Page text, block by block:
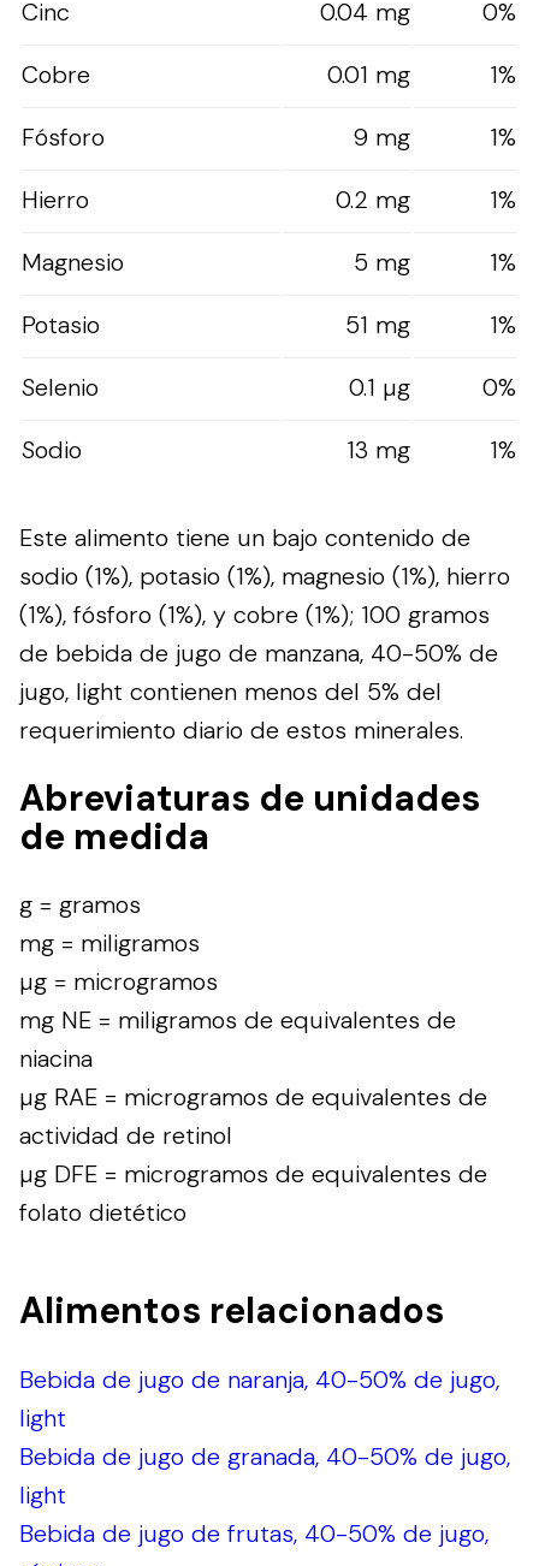
Cinc
0.04 mg
0%
Cobre
0.01 mg
1%
Fósforo
9 mg
1%
Hierro
0.2 mg
1%
Magnesio
5 mg
1%
Potasio
51 mg
1%
Selenio
0.1 µg
0%
Sodio
13 mg 1%
Este alimento tiene un bajo contenido de
sodio (1%), potasio (1%), magnesio (1%), hierro
(1%), fósforo (1%), y cobre (1%); 100 gramos
de bebida de jugo de manzana, 40-50% de
jugo, light contienen menos del 5% del
requerimiento diario de estos minerales.
Abreviaturas de unidades
de medida
g = gramos
mg = miligramos
µg = microgramos
mg NE = miligramos de equivalentes de
niacina
µg RAE = microgramos de equivalentes de
actividad de retinol
µg DFE = microgramos de equivalentes de
folato dietético
Alimentos relacionados
Bebida de jugo de naranja, 40-50% de jugo,
light
Bebida de jugo de granada, 40-50% de jugo,
light
Bebida de jugo de frutas, 40-50% de jugo,